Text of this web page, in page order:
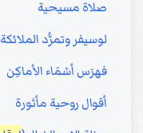
صلاة مسيحية
لوسيفر وتمرُّد الملائكة
فهرَس أسْمَاء الأماكِن
أقوال روحية مأثورة